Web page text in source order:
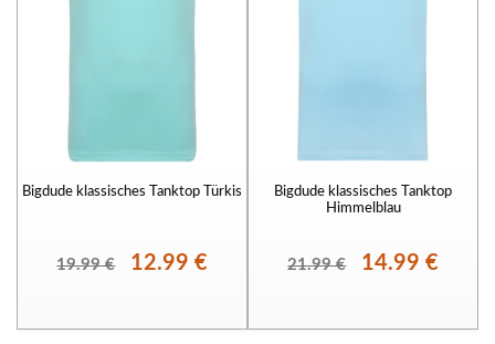
Bigdude klassisches Tanktop Türkis
19.99 € 12.99 €
Bigdude klassisches Tanktop
Himmelblau
21.99 € 14.99 €